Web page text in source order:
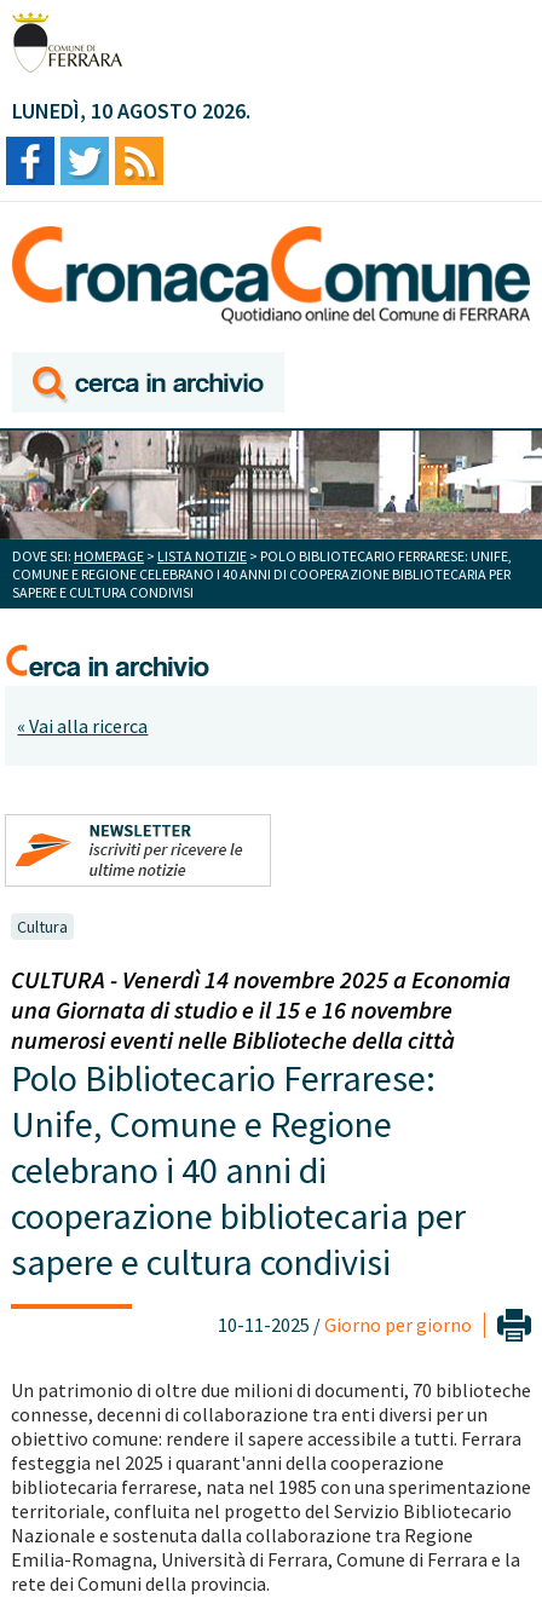
LUNEDÌ, 10 AGOSTO 2026.
DOVE SEI: HOMEPAGE > LISTA NOTIZIE > POLO BIBLIOTECARIO FERRARESE: UNIFE,
COMUNE E REGIONE CELEBRANO I 40 ANNI DI COOPERAZIONE BIBLIOTECARIA PER
SAPERE E CULTURA CONDIVISI
« Vai alla ricerca
Cultura
CULTURA - Venerdì 14 novembre 2025 a Economia
una Giornata di studio e il 15 e 16 novembre
numerosi eventi nelle Biblioteche della città
Polo Bibliotecario Ferrarese:
Unife, Comune e Regione
celebrano i 40 anni di
cooperazione bibliotecaria per
sapere e cultura condivisi
10-11-2025 /Giorno per giorno
Un patrimonio di oltre due milioni di documenti, 70 biblioteche
connesse, decenni di collaborazione tra enti diversi per un
obiettivo comune: rendere il sapere accessibile a tutti. Ferrara
festeggia nel 2025 i quarant'anni della cooperazione
bibliotecaria ferrarese, nata nel 1985 con una sperimentazione
territoriale, confluita nel progetto del Servizio Bibliotecario
Nazionale e sostenuta dalla collaborazione tra Regione
Emilia-Romagna, Università di Ferrara, Comune di Ferrara e la
rete dei Comuni della provincia.